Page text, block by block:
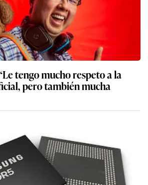
tengo mucho respeto a la
pero también mucha